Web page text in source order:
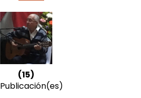
(15)
Publicación(es)